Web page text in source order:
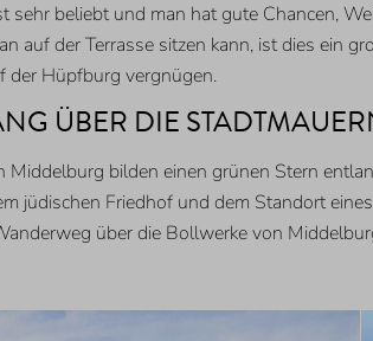
sehr beliebt und man hat gute Chancen,
auf der Terrasse sitzen kann, ist dies ein
der Hüpfburg vergnügen.
ÜBER DIE
Middelburg bilden einen grünen Stern
jüdischen Friedhof und dem Standort
über die Bollwerke von